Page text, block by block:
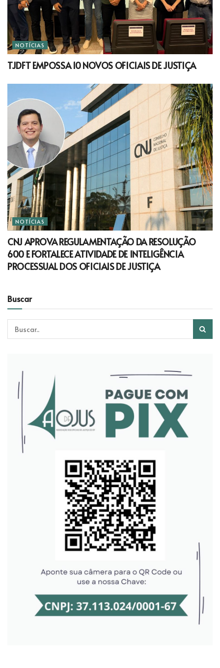
NOTÍCIAS
TJDFT EMPOSSA 10 NOVOS OFICIAIS DE JUSTIÇA
NOTÍCIAS
CNJ APROVA REGULAMENTAÇÃO DA RESOLUÇÃO
600 E FORTALECE ATIVIDADE DE INTELIGÊNCIA
PROCESSUAL DOS OFICIAIS DE JUSTIÇA
Buscar